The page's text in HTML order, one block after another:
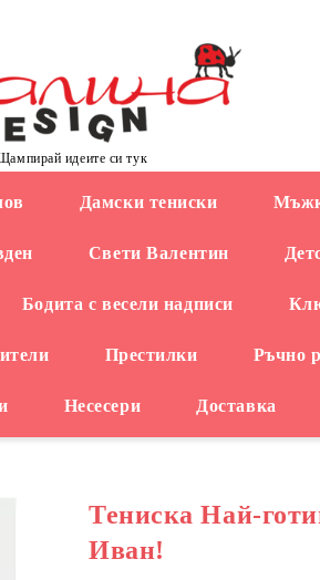
идеите си тук
Дамски тениски
Свети Валентин
Бодита с весели надписи
Престилки Ръчно
Несесери Доставка
Тениска Най-
Иван!